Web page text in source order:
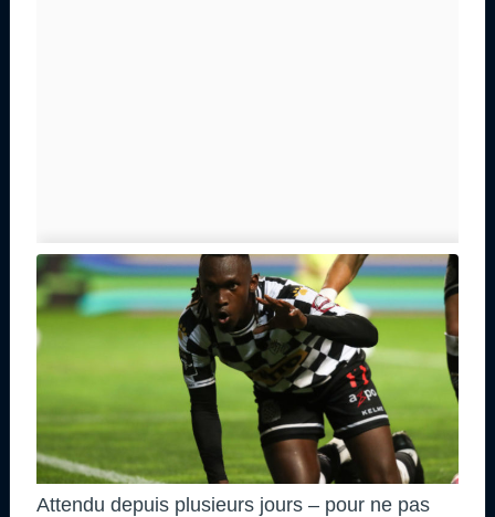
Attendu depuis plusieurs jours – pour ne pas